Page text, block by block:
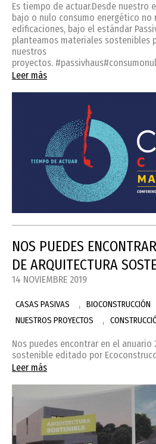
Es tiempo de actuar.Desde nuestro
bajo o nulo consumo energético no
edificaciones, bajo el estándar
planteamos materiales sostenibles
nuestros
proyectos.
Leer más
NOS PUEDES
DE ARQUITECTURA
14 NOVIEMBRE 2019
CASAS PASIVAS , BIOCONSTRUCCIÓN
NUESTROS PROYECTOS ,
Nos puedes encontrar en el anuario
sostenible editado por
Leer más